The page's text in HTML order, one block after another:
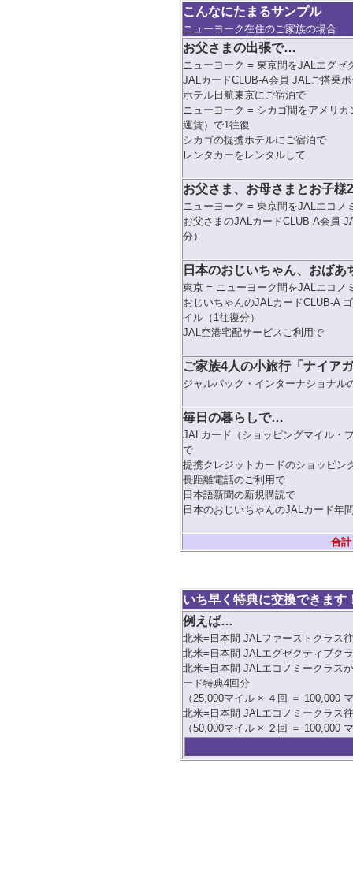
こんなにたまるサンプル
ニューヨーク在住のご家族の場合
お父さまの出張で…
ニューヨーク = 東京間をJALエグゼ
JALカードCLUB-A会員 JALご搭乗
ホテル日航東京にご宿泊で
ニューヨーク = シカゴ間をアメリ
運賃）で1往復
シカゴの提携ホテルにご宿泊で
レンタカーをレンタルして
お父さま、お母さまとお子
ニューヨーク = 東京間をJALエコノ
お父さまのJALカードCLUB-A会員
分）
日本のおじいちゃん、おば
東京 = ニューヨーク間をJALエコノ
おじいちゃんのJALカードCLUB-A
イル（1往復分）
JAL空港宅配サービスご利用で
ご家族4人の小旅行「ナイア
ジャルパック・インターナショナル
毎日の暮らしで…
JALカード（ショッピングマイル・
で
提携クレジットカードのショッピン
長距離電話のご利用で
日本語新聞の新規購読で
日本のおじいちゃんのJALカード年
合
いち早く特典に交換できます
例えば…
北米=日本間 JALファーストクラス
北米=日本間 JALエグゼクティブク
北米=日本間 JALエコノミークラス
ード特典4回分
（25,000マイル × ４回 ＝ 100,000
北米=日本間 JALエコノミークラス
（50,000マイル × ２回 ＝ 100,000